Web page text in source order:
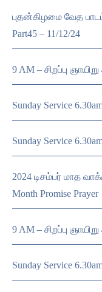
புதன்கிழமை வேத
Part45 – 11/12/24
9 AM – சிறப்பு
Sunday Service
Sunday Service
2024 டிசம்பர் மாத
Month Promise Prayer
9 AM – சிறப்பு
Sunday Service